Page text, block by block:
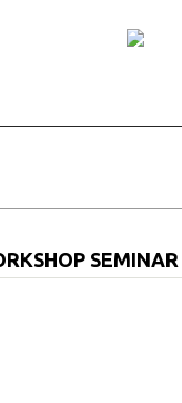
SEMINAR